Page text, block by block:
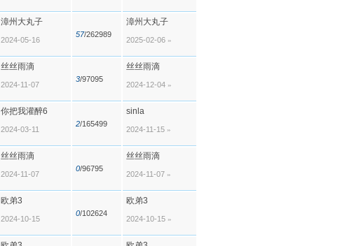
漳州大丸子
2024-05-16
57/262989
漳州大丸子
2025-02-06 »
丝丝雨滴
2024-11-07
3/97095
丝丝雨滴
2024-12-04 »
你把我灌醉6
2024-03-11
2/165499
sinla
2024-11-15 »
丝丝雨滴
2024-11-07
0/96795
丝丝雨滴
2024-11-07 »
欧弟3
2024-10-15
0/102624
欧弟3
2024-10-15 »